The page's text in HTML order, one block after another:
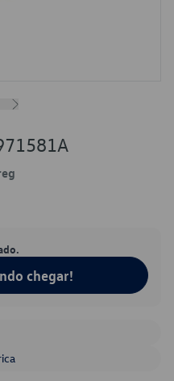
chegar!